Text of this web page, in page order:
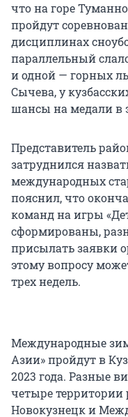
что на горе
пройдут
дисциплинах
параллельный
и одной — горных
Сычева, у
шансы на медали в
Представитель
затруднился
международных
пояснил, что
команд на игры
сформированы,
присылать заявки
этому вопросу
трех недель.
Международные
Азии» пройдут в
2023 года. Разные
четыре территории
Новокузнецк и